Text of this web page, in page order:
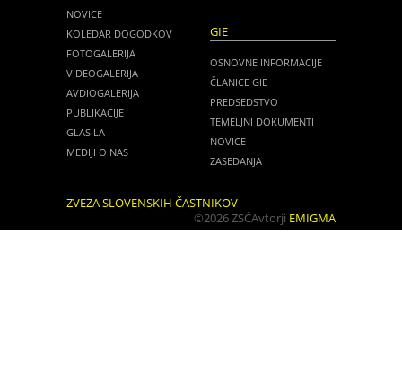
NOVICE
KOLEDAR DOGODKOV
FOTOGALERIJA
VIDEOGALERIJA
AVDIOGALERIJA
PUBLIKACIJE
GLASILA
MEDIJI O NAS
GIE
OSNOVNE INFORMACIJE
ČLANICE GIE
PREDSEDSTVO
TEMELJNI DOKUMENTI
NOVICE
ZASEDANJA
ZVEZA SLOVENSKIH ČASTNIKOV
©2026 ZSČAvtorji EMIGMA